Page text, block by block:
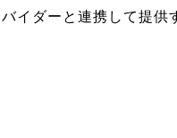
イダーと連携して提供